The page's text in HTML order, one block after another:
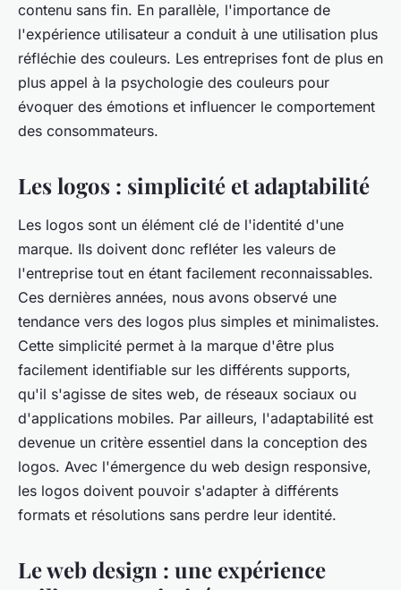
contenu sans fin. En parallèle, l'importance de
l'expérience utilisateur a conduit à une utilisation plus
réfléchie des couleurs. Les entreprises font de plus en
plus appel à la psychologie des couleurs pour
évoquer des émotions et influencer le comportement
des consommateurs.
Les logos : simplicité et adaptabilité
Les logos sont un élément clé de l'identité d'une
marque. Ils doivent donc refléter les valeurs de
l'entreprise tout en étant facilement reconnaissables.
Ces dernières années, nous avons observé une
tendance vers des logos plus simples et minimalistes.
Cette simplicité permet à la marque d'être plus
facilement identifiable sur les différents supports,
qu'il s'agisse de sites web, de réseaux sociaux ou
d'applications mobiles. Par ailleurs, l'adaptabilité est
devenue un critère essentiel dans la conception des
logos. Avec l'émergence du web design responsive,
les logos doivent pouvoir s'adapter à différents
formats et résolutions sans perdre leur identité.
Le web design : une expérience